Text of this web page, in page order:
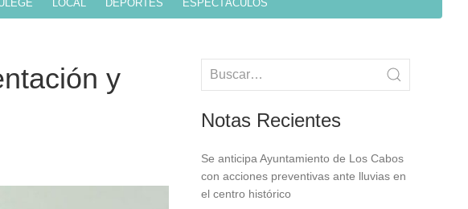
LOCAL DEPORTES ESPECTÁCULOS
y
Notas Recientes
Se anticipa Ayuntamiento de Los Cabos
con acciones preventivas ante lluvias en
el centro histórico